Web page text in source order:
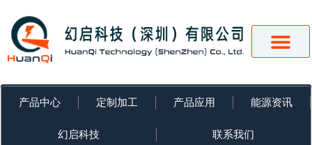
容
产品中心 定制加工 产品应用 能源资讯
幻启科技 联系我们